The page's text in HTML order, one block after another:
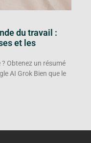
du travail :
et les
Obtenez un résumé
AI Grok Bien que le